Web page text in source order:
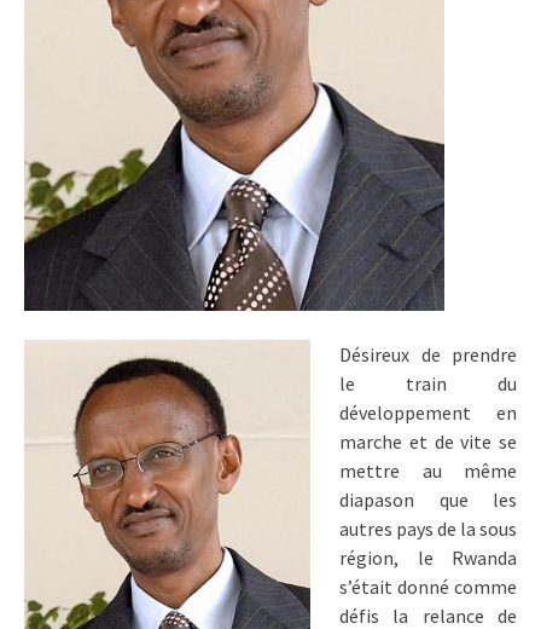
Désireux de prendre
le train du
développement en
marche et de vite se
mettre au même
diapason que les
autres pays de la sous
région, le Rwanda
s’était donné comme
défis la relance de